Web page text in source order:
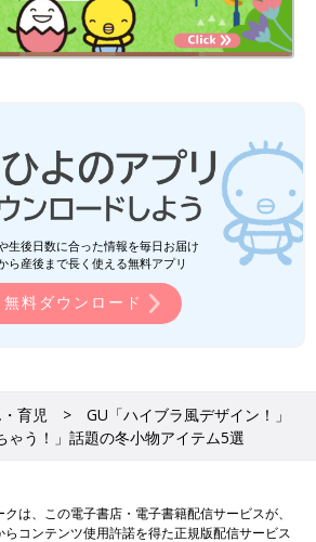
生後日数に合った情報を毎日お届け
ら産後まで長く使える無料アプリ
無料ダウンロード
育児
GU「ハイブラ風デザイン！」
ゃう！」話題の冬小物アイテム5選
クは、この電子書店・電子書籍配信サービスが、
らコンテンツ使用許諾を得た正規版配信サービス